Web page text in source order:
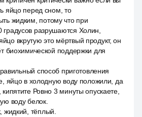
яйцо перед сном, то
жидким, потому что при
разрушаются Холин,
вкрутую это мёртвый продукт, он
биохимической поддержки для
способ приготовления
яйцо в холодную воду положили, да
Ровно 3 минуты опускаете,
воду белок.
жидкий, тёплый.